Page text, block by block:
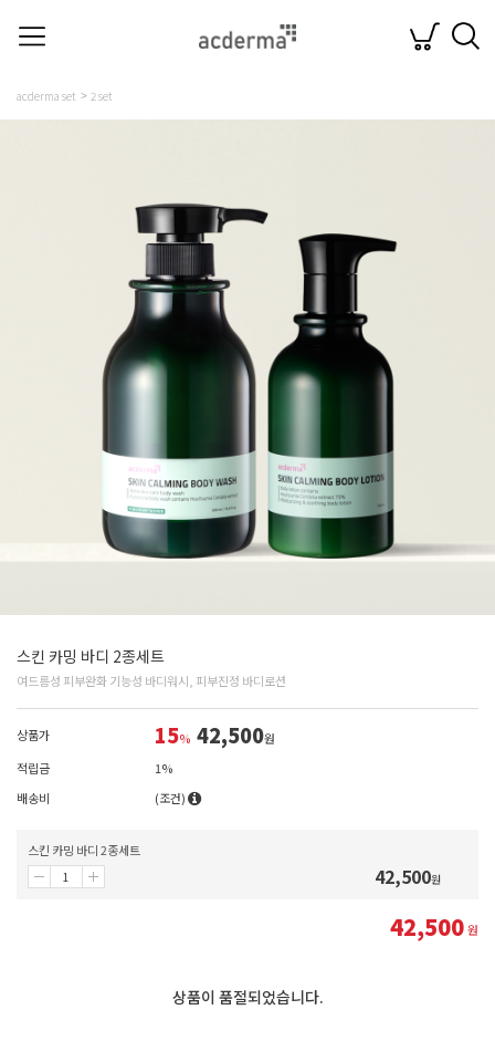
acderma set 2 set
스킨 카밍 바디 2종세트
여드름성 피부완화 기능성 바디워시, 피부진정 바디로션
상품가 15% 42,500원
적립금
1%
배송비
(조건)
스킨 카밍 바디 2종세트
42,500원
42,500원
상품이 품절되었습니다.